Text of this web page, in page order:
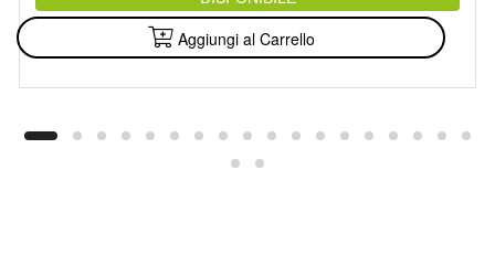
Aggiungi al Carrello